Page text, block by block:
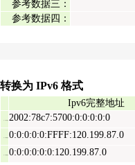
参考数据三：
参考数据四：
转换为 IPv6 格式
Ipv6完整地址
2002:78c7:5700:0:0:0:0:0
0:0:0:0:0:FFFF:120.199.87.0
0:0:0:0:0:0:120.199.87.0